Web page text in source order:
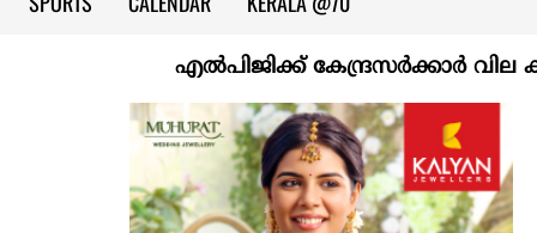
എല്‍പിജിക്ക് കേന്ദ്രസർക്കാർ വില